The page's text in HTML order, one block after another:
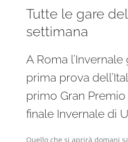
Tutte le gare
settimana
A Roma
prima prova
primo Gran
finale Invernale di
Quello che si aprirà domani